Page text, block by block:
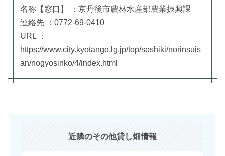
名称【窓口】 ：京丹後市農林水産部農業振興課
連絡先 ：0772-69-0410
URL ：
https://www.city.kyotango.lg.jp/top/soshiki/norinsuis
an/nogyosinko/4/index.html
近隣のその他貸し畑情報